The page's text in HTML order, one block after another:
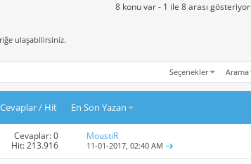
8 konu var - 1 ile 8 arası gösteriyor
ulaşabilirsiniz.
Seçenekler Arama
Cevaplar/ Hit En Son Yazan
Cevaplar: 0
Hit: 213.916
MoustiR
11-01-2017,02:40 AM